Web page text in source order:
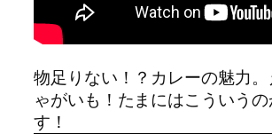
物足りない！？カレーの魅力。
ゃがいも！たまにはこういう
す！